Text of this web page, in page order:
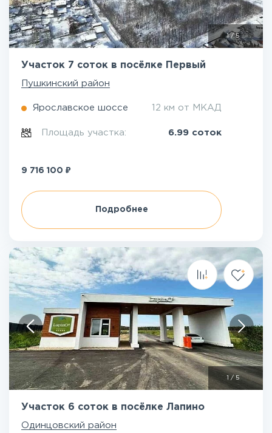
1/5
Участок 7 соток в посёлке Первый
Пушкинский район
Ярославское шоссе 12 км от МКАД
Площадь участка: 6.99 соток
9 716 100 ₽
Подробнее
/ 5
Участок 6 соток в посёлке Лапино
Одинцовский район